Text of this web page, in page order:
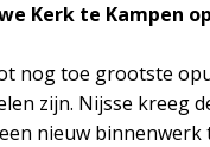
Kerk te Kampen
nog toe grootste
zijn. Nijsse kreeg
nieuw